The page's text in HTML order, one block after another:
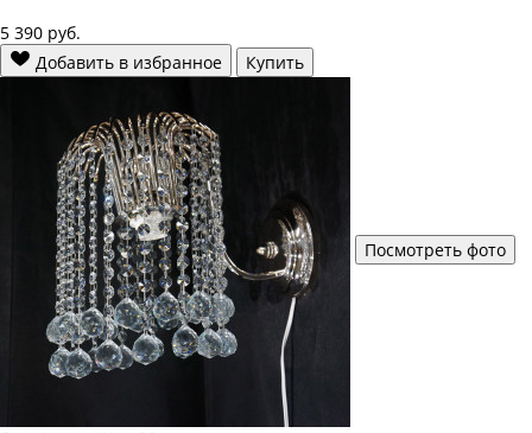
5 390 руб.
Добавить в избранное
Купить
Посмотреть фото